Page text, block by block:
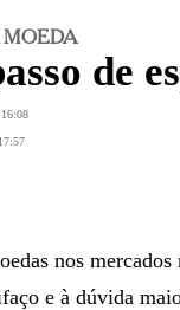
de
nos
e à dúvida